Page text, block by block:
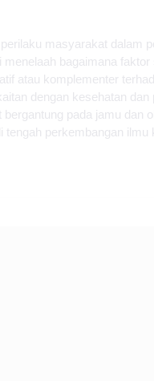
masyarakat dalam
bagaimana
atau komplementer
dengan kesehatan
pada jamu dan
perkembangan ilmu